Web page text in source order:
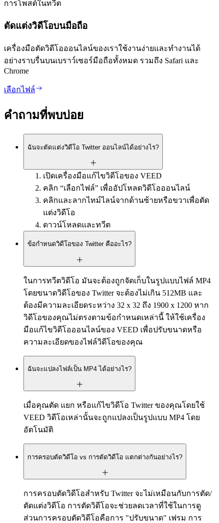
การโพสต์ในทวีต
ตัดแต่งวิดีโอบนมือถือ
เครื่องมือตัดวิดีโอออนไลน์ของเราใช้งานง่ายและทำงานได้
อย่างราบรื่นบนเบราว์เซอร์มือถือทั้งหมด รวมถึง Safari และ
Chrome
เลือกไฟล์
คำถามที่พบบ่อย
ฉันจะตัดแต่งวิดีโอ Twitter ออนไลน์ได้อย่างไร?
เปิดเครื่องมือแก้ไขวิดีโอของ VEED
คลิก “เลือกไฟล์” เพื่ออัปโหลดวิดีโอออนไลน์
คลิกและลากไทม์ไลน์จากด้านซ้ายหรือขวาเพื่อตัด
แต่งวิดีโอ
ดาวน์โหลดและทวีต
ข้อกำหนดวิดีโอของ Twitter คืออะไร?
ในการทวีตวิดีโอ มันจะต้องถูกจัดเก็บในรูปแบบไฟล์ MP4
โดยขนาดวิดีโอของ Twitter จะต้องไม่เกิน 512MB และ
ต้องมีความละเอียดระหว่าง 32 x 32 ถึง 1900 x 1200 หาก
วิดีโอของคุณไม่ตรงตามข้อกำหนดเหล่านี้ ให้ใช้เครื่อง
มือแก้ไขวิดีโอออนไลน์ของ VEED เพื่อปรับขนาดหรือ
ความละเอียดของไฟล์วิดีโอของคุณ
ฉันจะแปลงไฟล์เป็น MP4 ได้อย่างไร?
เมื่อคุณตัด แยก หรือแก้ไขวิดีโอ Twitter ของคุณโดยใช้
VEED วิดีโอเหล่านั้นจะถูกแปลงเป็นรูปแบบ MP4 โดย
อัตโนมัติ
การครอบตัดวิดีโอ vs การตัดวิดีโอ แตกต่างกันอย่างไร?
การครอบตัดวิดีโอสำหรับ Twitter จะไม่เหมือนกับการตัด/
ตัดแต่งวิดีโอ การตัดวิดีโอจะช่วยลดเวลาที่ใช้ในการดู
ส่วนการครอบตัดวิดีโอคือการ "ปรับขนาด" เฟรม การ